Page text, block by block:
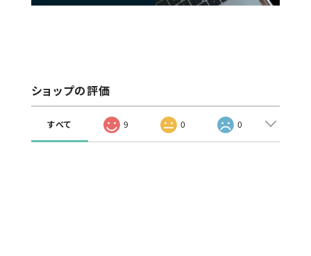
ショップの評価
すべて 9 0 0